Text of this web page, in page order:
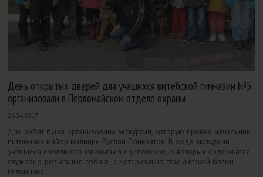
День открытых дверей для учащихся витебской гимназии №5
организовали в Первомайском отделе охраны
26.04.2017
Для ребят была организована экскурсия, которую провел начальник
питомника майор милиции Руслан Понкратов. В ходе экскурсии
учащиеся смогли познакомиться с условиями, в которых содержатся
служебно-розыскные собаки, с материально-технической базой
питомника.